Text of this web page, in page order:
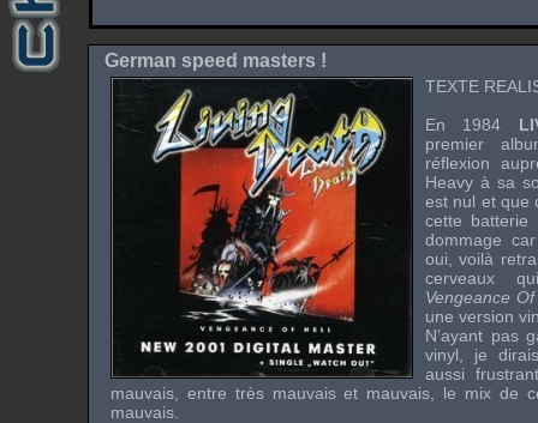
German speed masters !
TEXTE
En 1984
premier
réflexion
Heavy à sa
est nul et que
cette batterie
dommage
oui, voilà
cerveaux
Vengeance
une version
N’ayant pas
vinyl, je
aussi
mauvais, entre très mauvais et mauvais, le mix de
mauvais.